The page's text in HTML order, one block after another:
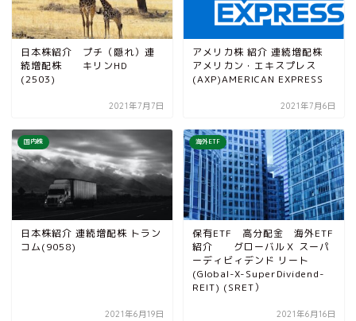
日本株紹介 プチ（隠れ）連
続増配株 キリンHD
(2503)
2021年7月7日
アメリカ株 紹介 連続増配株
アメリカン・エキスプレス
(AXP)AMERICAN EXPRESS
2021年7月6日
国内株
日本株紹介 連続増配株 トラン
コム(9058)
2021年6月19日
海外ETF
保有ETF 高分配金 海外ETF
紹介 グローバルＸ スーパ
ーディビィデンド リート
(Global-X-SuperDividend-
REIT) (SRET）
2021年6月16日